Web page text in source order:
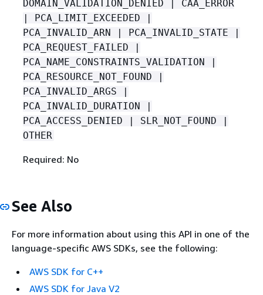
DOMAIN_VALIDATION_DENIED | CAA_ERROR
| PCA_LIMIT_EXCEEDED |
PCA_INVALID_ARN | PCA_INVALID_STATE |
PCA_REQUEST_FAILED |
PCA_NAME_CONSTRAINTS_VALIDATION |
PCA_RESOURCE_NOT_FOUND |
PCA_INVALID_ARGS |
PCA_INVALID_DURATION |
PCA_ACCESS_DENIED | SLR_NOT_FOUND |
OTHER
Required: No
See Also
For more information about using this API in one of the
language-specific AWS SDKs, see the following:
AWS SDK for C++
AWS SDK for Java V2